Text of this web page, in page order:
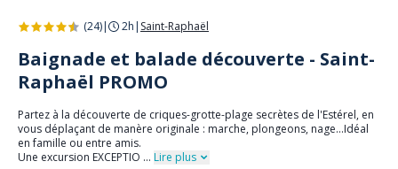
(24)| 2h | Saint-Raphaël
Baignade et balade découverte - Saint-
Raphaël PROMO
Partez à la découverte de criques-grotte-plage secrètes de l'Estérel, en
vous déplaçant de manère originale : marche, plongeons, nage...Idéal
en famille ou entre amis.
Une excursion EXCEPTIO ... Lire plus